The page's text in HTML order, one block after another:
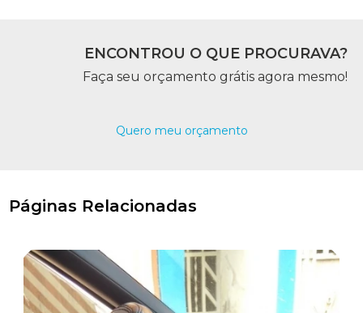
ENCONTROU O QUE PROCURAVA?
Faça seu orçamento grátis agora mesmo!
Quero meu orçamento
Páginas Relacionadas